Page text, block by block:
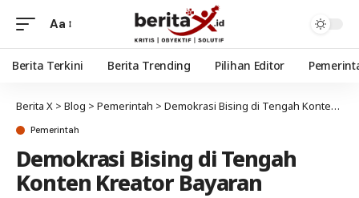
Aa
Berita Terkini Berita Trending Pilihan Editor
Berita X > Blog > Pemerintah > Demokrasi Bising di Tengah Konten Kreator Bayaran
Pemerintah
Demokrasi Bising di Tengah
Konten Kreator Bayaran